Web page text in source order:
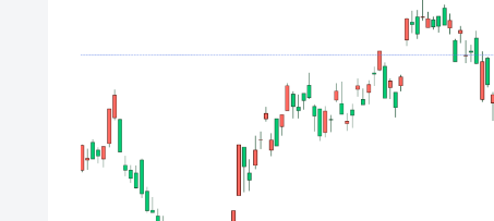
韓国･警察職員が「丸刈りになって抗議
『Money1』 中国だけが鉄鋼輸出を異常増加させる
『Money1』 韓国製造業「半導体絶好調」のウラ
【米韓激突案件】韓国消費者院が『ク
『Money1』 韓国で猛暑。南東部では干ばつ
『Money1』 韓国型イージス搭載の次世代駆逐艦「